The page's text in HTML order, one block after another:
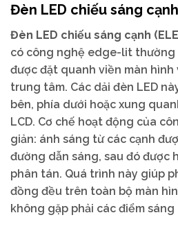
Đèn LED chiếu sáng
Đèn LED chiếu sáng cạnh
có công nghệ edge-lit thường
được đặt quanh viền màn hình
trung tâm. Các dải đèn LED
bên, phía dưới hoặc xung
LCD. Cơ chế hoạt động của
giản: ánh sáng từ các cạnh
đường dẫn sáng, sau đó được
phân tán. Quá trình này giúp
đồng đều trên toàn bộ màn
không gặp phải các điểm